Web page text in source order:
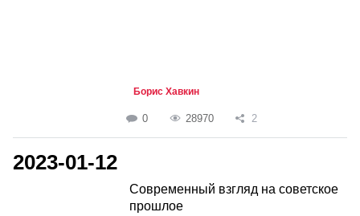
Борис Хавкин
0 28970 2
2023-01-12
Современный взгляд на советское
прошлое